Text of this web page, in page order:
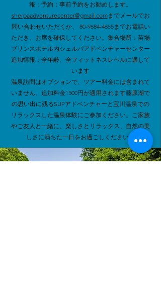
報：予約：事前予約をお勧めします。
sherpaadventurecenter@gmail.comまでメールでお
問い合わせいただくか、 80-9684-4655までお電話い
ただき、お席を確保してください。集合場所：苗場
プリンスホテル内シェルパアドベンチャーセンター
追加情報：全年齢、全フィットネスレベルに適して
います
温泉訪問はオプションで、ツアー料金には含まれて
いません。追加料金1500円が適用されます藤原湖で
の思い出に残るSUPアドベンチャーと宝川温泉での
リラックスした温泉体験にご参加ください。ご家族
やご友人と一緒に、楽しさとリラックス、自然の美
しさに満ちた一日をお過ごしください。